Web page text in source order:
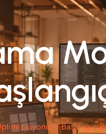
Optimizasyonu
& Meta Ads
Medya
Pazarlama
Başlangıç